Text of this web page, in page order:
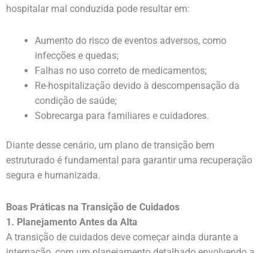
hospitalar mal conduzida pode resultar em:
Aumento do risco de eventos adversos, como
infecções e quedas;
Falhas no uso correto de medicamentos;
Re-hospitalização devido à descompensação da
condição de saúde;
Sobrecarga para familiares e cuidadores.
Diante desse cenário, um plano de transição bem
estruturado é fundamental para garantir uma recuperação
segura e humanizada.
Boas Práticas na Transição de Cuidados
1. Planejamento Antes da Alta
A transição de cuidados deve começar ainda durante a